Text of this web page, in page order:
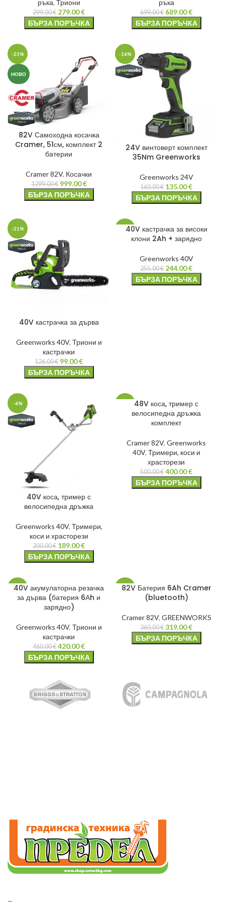
ръка, Триони
299.00€ 279.00€
БЪРЗА ПОРЪЧКА
ръка
699.00€ 689.00€
БЪРЗА ПОРЪЧКА
-23%
НОВО
82V Самоходна косачка
Cramer, 51см, комплект 2
батерии
Cramer 82V, Косачки
1299.00€ 999.00€
БЪРЗА ПОРЪЧКА
-16%
24V винтоверт комплект
35Nm Greenworks
Greenworks 24V
160.00€ 135.00€
БЪРЗА ПОРЪЧКА
-21%
40V кастрачка за дърва
Greenworks 40V, Триони и
кастрачки
126.00€ 99.00€
БЪРЗА ПОРЪЧКА
-4%40V кастрачка за високи
клони 2Ah + зарядно
Greenworks 40V
255.00€ 244.00€
БЪРЗА ПОРЪЧКА
-6%
40V коса, тример с
велосипедна дръжка
Greenworks 40V, Тримери,
коси и храсторези
200.00€ 189.00€
БЪРЗА ПОРЪЧКА
48V коса, тример с
велосипедна дръжка
комплект
Cramer 82V, Greenworks
40V, Тримери, коси и
храсторези
500.00€ 400.00€
БЪРЗА ПОРЪЧКА
-9%
40V акумулаторна резачка
за дърва (батерия 6Аh и
зарядно)
Greenworks 40V, Триони и
кастрачки
460.00€ 420.00€
БЪРЗА ПОРЪЧКА
-11%
82V Батерия 6Ah Cramer
(bluetooth)
Cramer 82V, GREENWORKS
360.00€ 319.00€
БЪРЗА ПОРЪЧКА